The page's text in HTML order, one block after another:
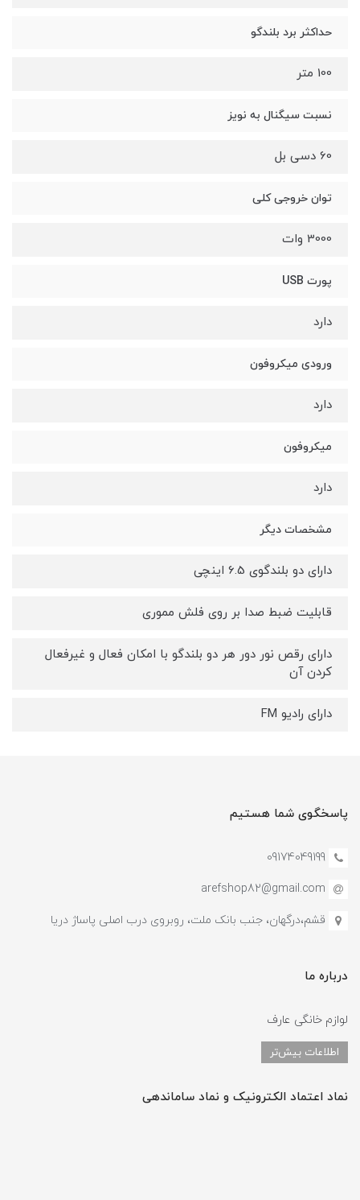
حداکثر برد بلندگو
100 متر
نسبت سیگنال به نویز
60 دسی بل
توان خروجی کلی
3000 وات
پورت USB
دارد
ورودی میکروفون
دارد
میکروفون
دارد
مشخصات دیگر
دارای دو بلندگوی 6.5 اینچی
قابلیت ضبط صدا بر روی فلش مموری
دارای رقص نور دور هر دو بلندگو با امکان فعال و غیرفعال
کردن آن
دارای رادیو FM
پاسخگوی شما هستیم
09174049199
arefshop82@gmail.com
قشم،درگهان، جنب بانک ملت، روبروی درب اصلی پاساژ دریا
درباره ما
لوازم خانگی عارف
اطلاعات بیش‌تر
نماد اعتماد الکترونیک و نماد ساماندهی